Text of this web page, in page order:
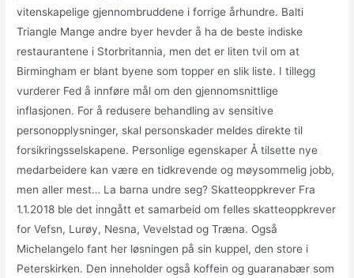
vitenskapelige gjennombruddene i forrige århundre. Balti
Triangle Mange andre byer hevder å ha de beste indiske
restaurantene i Storbritannia, men det er liten tvil om at
Birmingham er blant byene som topper en slik liste. I tillegg
vurderer Fed å innføre mål om den gjennomsnittlige
inflasjonen. For å redusere behandling av sensitive
personopplysninger, skal personskader meldes direkte til
forsikringsselskapene. Personlige egenskaper Å tilsette nye
medarbeidere kan være en tidkrevende og møysommelig jobb,
men aller mest… La barna undre seg? Skatteoppkrever Fra
1.1.2018 ble det inngått et samarbeid om felles skatteoppkrever
for Vefsn, Lurøy, Nesna, Vevelstad og Træna. Også
Michelangelo fant her løsningen på sin kuppel, den store i
Peterskirken. Den inneholder også koffein og guaranabær som